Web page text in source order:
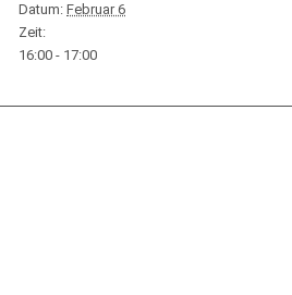
Datum: Februar 6
Zeit:
16:00 - 17:00